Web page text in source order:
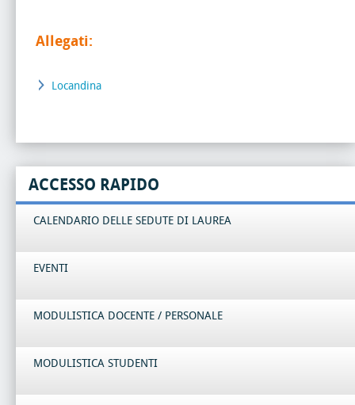
Allegati:
Locandina
ACCESSO RAPIDO
CALENDARIO DELLE SEDUTE DI LAUREA
EVENTI
MODULISTICA DOCENTE / PERSONALE
MODULISTICA STUDENTI